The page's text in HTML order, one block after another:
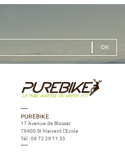
PUREBIKE
17 Avenue de Blossac
79400 St Maixent l'Ecole
Tél :09 72 29 11 33